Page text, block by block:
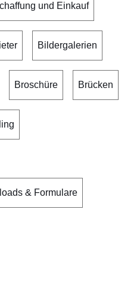
und Einkauf
Bildergalerien
Broschüre Brücken
& Formulare